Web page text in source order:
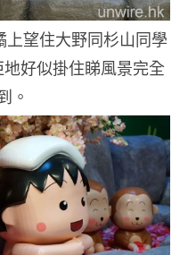
望住大野同杉山同學
好似掛住睇風景完全
。